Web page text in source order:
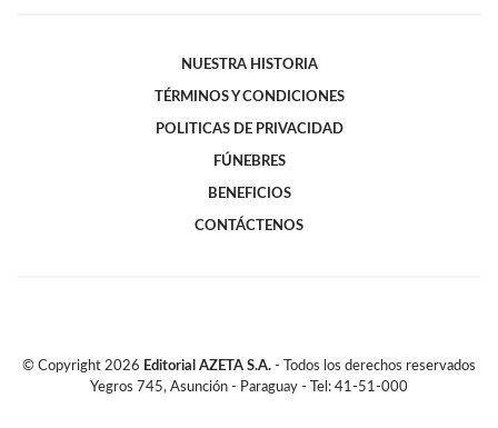
NUESTRA HISTORIA
TÉRMINOS Y CONDICIONES
POLITICAS DE PRIVACIDAD
FÚNEBRES
BENEFICIOS
CONTÁCTENOS
© Copyright 2026 Editorial AZETA S.A. - Todos los derechos reservados
Yegros 745, Asunción - Paraguay - Tel: 41-51-000